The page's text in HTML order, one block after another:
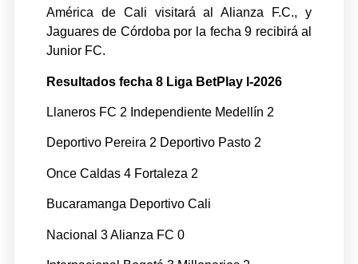
América de Cali visitará al Alianza F.C., y
Jaguares de Córdoba por la fecha 9 recibirá al
Junior FC.
Resultados fecha 8 Liga BetPlay l-2026
Llaneros FC 2 Independiente Medellín 2
Deportivo Pereira 2 Deportivo Pasto 2
Once Caldas 4 Fortaleza 2
Bucaramanga Deportivo Cali
Nacional 3 Alianza FC 0